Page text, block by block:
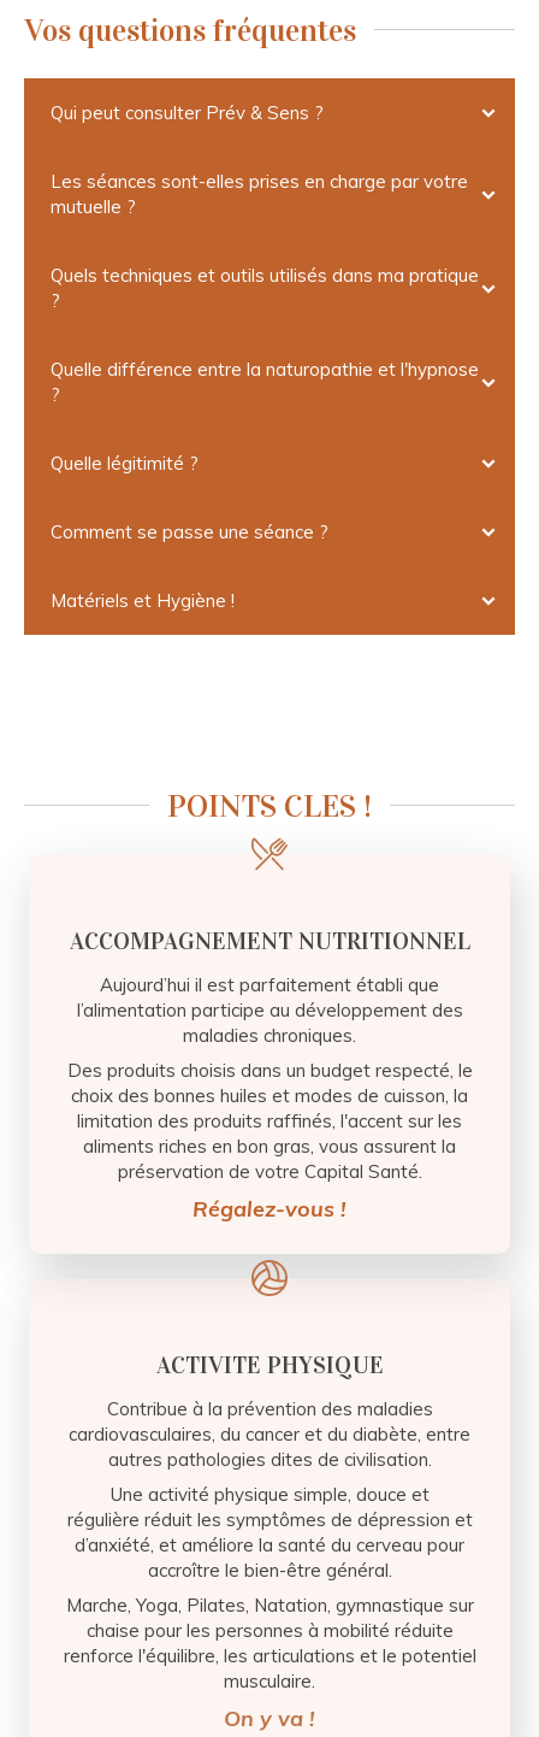
Vos questions fréquentes
Qui peut consulter Prév & Sens ?
Les séances sont-elles prises en charge par votre
mutuelle ?
Quels techniques et outils utilisés dans ma pratique
?
Quelle différence entre la naturopathie et l'hypnose
?
Quelle légitimité ?
Comment se passe une séance ?
Matériels et Hygiène !
POINTS CLES !
ACCOMPAGNEMENT NUTRITIONNEL
Aujourd’hui il est parfaitement établi que
l’alimentation participe au développement des
maladies chroniques.
Des produits choisis dans un budget respecté, le
choix des bonnes huiles et modes de cuisson, la
limitation des produits raffinés, l'accent sur les
aliments riches en bon gras, vous assurent la
préservation de votre Capital Santé.
Régalez-vous !
ACTIVITE PHYSIQUE
Contribue à la prévention des maladies
cardiovasculaires, du cancer et du diabète, entre
autres pathologies dites de civilisation.
Une activité physique simple, douce et
régulière réduit les symptômes de dépression et
d’anxiété, et améliore la santé du cerveau pour
accroître le bien-être général.
Marche, Yoga, Pilates, Natation, gymnastique sur
chaise pour les personnes à mobilité réduite
renforce l'équilibre, les articulations et le potentiel
musculaire.
On y va !